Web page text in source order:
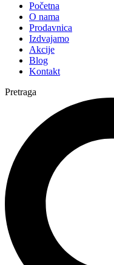
Početna
O nama
Prodavnica
Izdvajamo
Akcije
Blog
Kontakt
Pretraga